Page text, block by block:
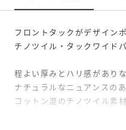
フロントタックがデザイン
チノツイル・タックワイド
程よい厚みとハリ感がありな
ナチュラルなニュアンスの
コットン混のチノツイル素